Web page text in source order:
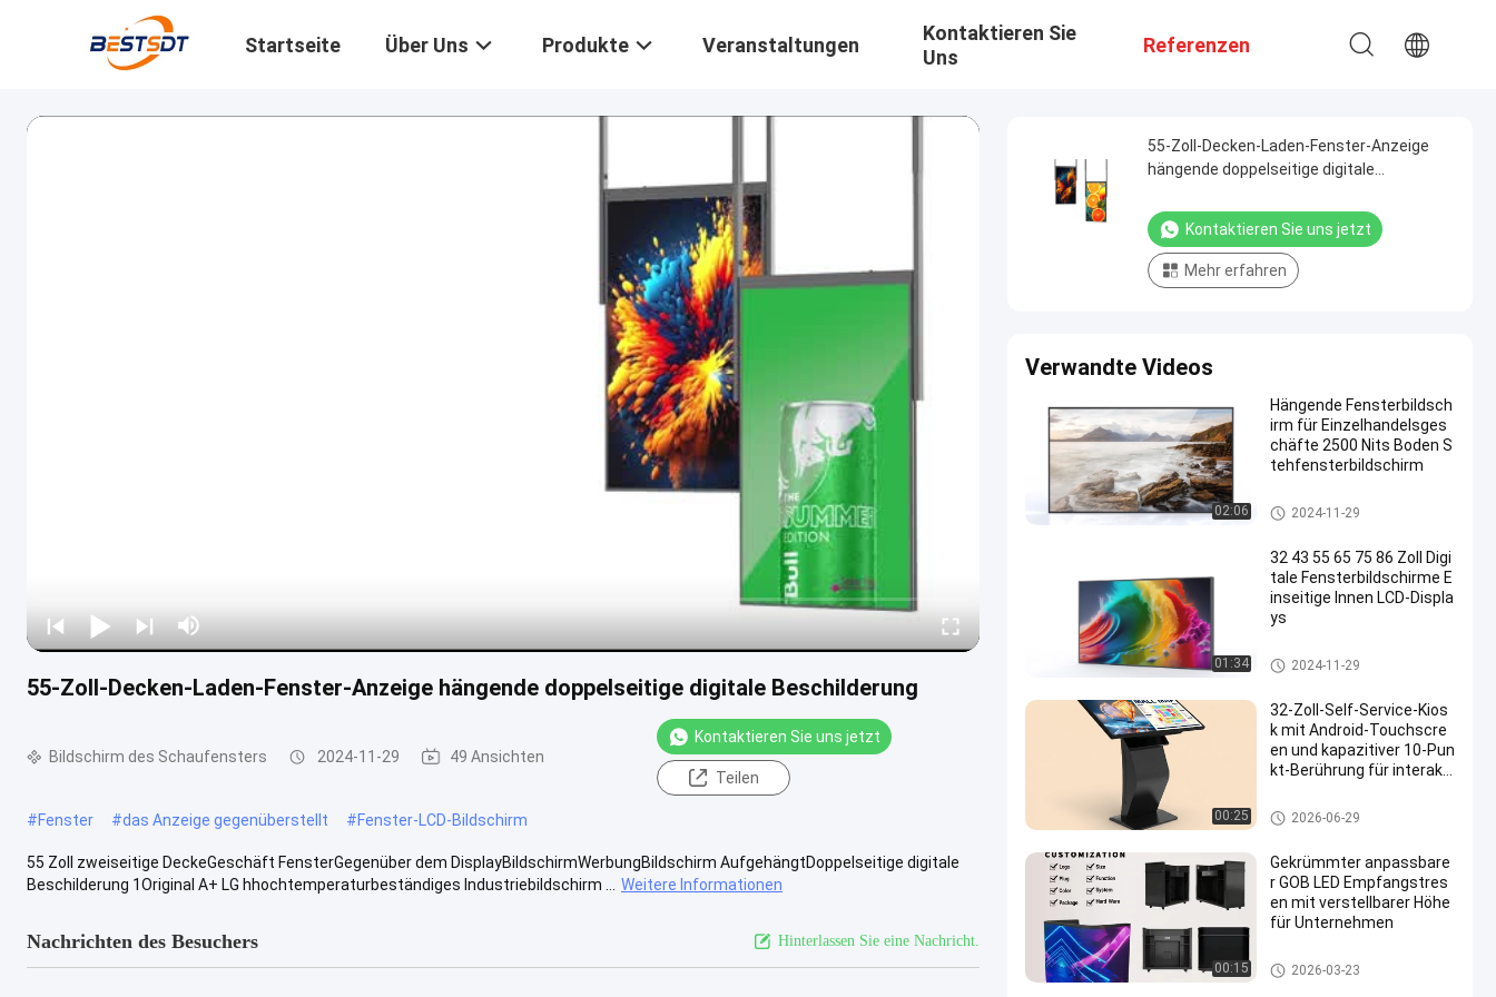
Startseite Über Uns Produkte Veranstaltungen
Kontaktieren Sie
Uns
Referenzen
55-Zoll-Decken-Laden-Fenster-Anzeige hängende doppelseitige digitale Beschilderung
Bildschirm des Schaufensters 2024-11-29 49 Ansichten
Kontaktieren Sie uns jetzt
Teilen
#Fenster #das Anzeige gegenüberstellt #Fenster-LCD-Bildschirm
55 Zoll zweiseitige DeckeGeschäft FensterGegenüber dem DisplayBildschirmWerbungBildschirm AufgehängtDoppelseitige digitale
Beschilderung 1Original A+ LG hhochtemperaturbeständiges Industriebildschirm ...
Weitere Informationen
Nachrichten des Besuchers Hinterlassen Sie eine Nachricht.
55-Zoll-Decken-Laden-Fenster-Anzeige
hängende doppelseitige digitale
Kontaktieren Sie uns jetzt
Mehr erfahren
Verwandte Videos
02:06
Hängende Fensterbildsch
irm für Einzelhandelsges
chäfte 2500 Nits Boden S
tehfensterbildschirm
Bildschirm des Schaufensters
2024-11-29
01:34
32 43 55 65 75 86 Zoll Digi
tale Fensterbildschirme E
inseitige Innen LCD-Displa
ys
Bildschirm des Schaufensters
2024-11-29
00:25
32-Zoll-Self-Service-Kios
k mit Android-Touchscre
en und kapazitiver 10-Pun
kt-Berührung für interakti
Digitale LCD-Signatur für Innen
räume
2026-06-29
00:15
Gekrümmter anpassbare
r GOB LED Empfangstres
en mit verstellbarer Höhe
für Unternehmen
LED-Anzeige
2026-03-23